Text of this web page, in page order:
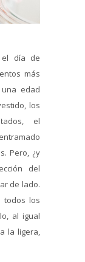
el día de
más
edad
los
el
Pero, ¿y
del
de lado.
todos los
al igual
la ligera,